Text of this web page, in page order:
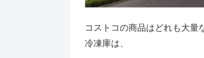
コストコの商品はどれも大量
冷凍庫は、